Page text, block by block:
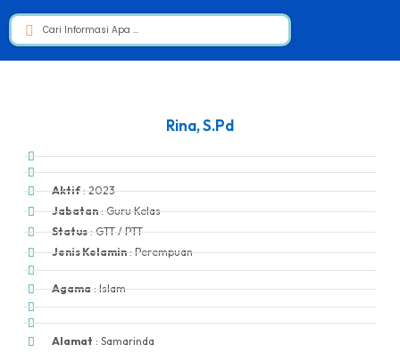
Rina, S.Pd
Aktif: 2023
Jabatan: Guru Kelas
Status: GTT / PTT
Jenis Kelamin: Perempuan
Agama: Islam
Alamat : Samarinda